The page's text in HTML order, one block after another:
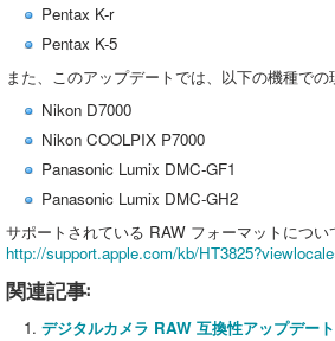
Pentax K-r
Pentax K-5
また、このアップデートでは、以下の機種で
Nikon D7000
Nikon COOLPIX P7000
Panasonic Lumix DMC-GF1
Panasonic Lumix DMC-GH2
サポートされている RAW フォーマットにつ
http://support.apple.com/kb/
関連記事:
デジタルカメラ RAW 互換性アップデー